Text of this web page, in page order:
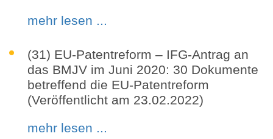
mehr lesen ...
(31) EU-Patentreform – IFG-Antrag an
das BMJV im Juni 2020: 30 Dokumente
betreffend die EU-Patentreform
(Veröffentlicht am 23.02.2022)
mehr lesen ...